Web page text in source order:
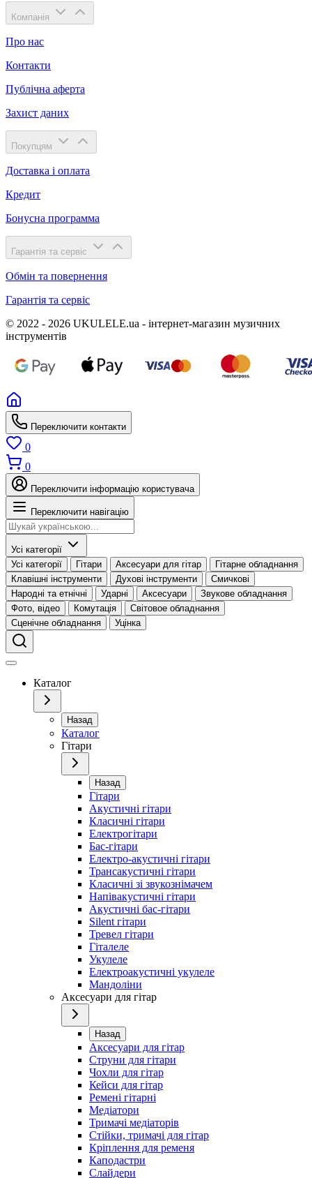
Компанія
Про нас
Контакти
Публічна аферта
Захист даних
Покупцям
Доставка і оплата
Кредит
Бонусна программа
Гарантія та сервіс
Обмін та повернення
Гарантія та сервіс
© 2022 - 2026 UKULELE.ua - інтернет-магазин музичних
інструментів
Переключити контакти
0
0
Переключити інформацію користувача
Переключити навігацію
Усі категорії
Усі категорії
Гітари Аксесуари для гітар
Гітарне обладнання
Клавішні інструменти
Духові інструменти
Смичкові
Народні та етнічні
Ударні Аксесуари
Звукове обладнання
Фото, відео
Комутація
Світовое обладнання
Сценічне обладнання
Уцінка
Каталог
Назад
Каталог
Гітари
Назад
Гітари
Акустичні гітари
Класичні гітари
Електрогітари
Бас-гітари
Електро-акустичні гітари
Трансакустичні гітари
Класичні зі звукознімачем
Напівакустичні гітари
Акустичні бас-гітари
Silent гітари
Тревел гітари
Гіталеле
Укулеле
Електроакустичні укулеле
Мандоліни
Аксесуари для гітар
Назад
Аксесуари для гітар
Струни для гітари
Чохли для гітар
Кейси для гітар
Ремені гітарні
Медіатори
Тримачі медіаторів
Стійки, тримачі для гітар
Кріплення для ременя
Каподастри
Слайдери